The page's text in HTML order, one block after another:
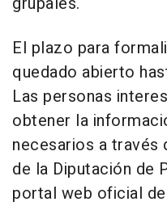
El plazo para
quedado abierto
Las personas
obtener la
necesarios a través
de la Diputación de
portal web oficial